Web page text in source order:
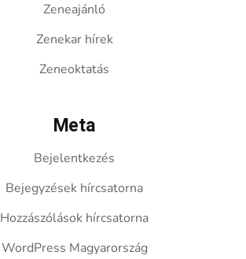
Zeneajánló
Zenekar hírek
Zeneoktatás
Meta
Bejelentkezés
Bejegyzések hírcsatorna
Hozzászólások hírcsatorna
WordPress Magyarország